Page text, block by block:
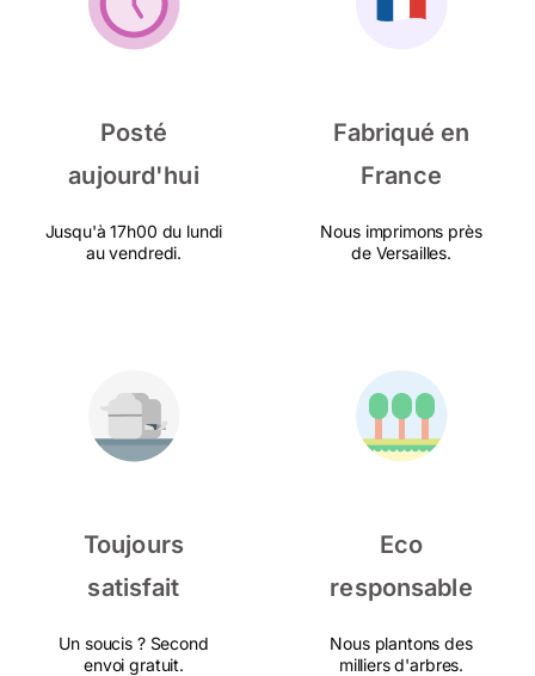
Posté
aujourd'hui
Jusqu'à 17h00 du lundi
au vendredi.
Fabriqué en
France
Nous imprimons près
de Versailles.
Toujours
satisfait
Un soucis ? Second
envoi gratuit.
Eco
responsable
Nous plantons des
milliers d'arbres.